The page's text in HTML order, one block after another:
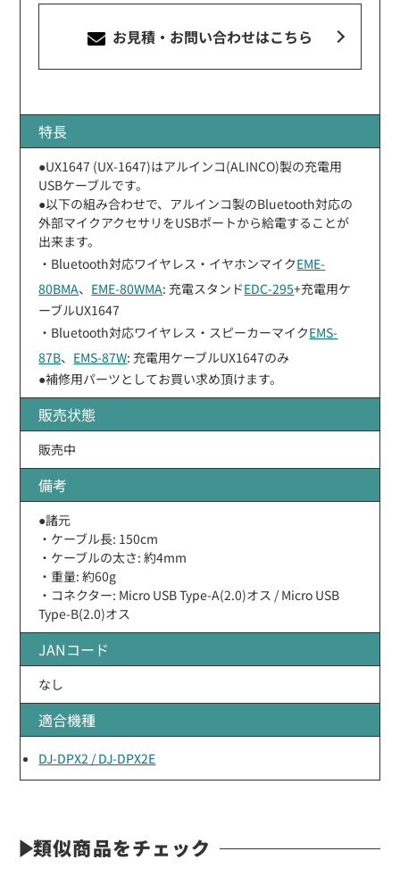
お見積・お問い合わせはこちら
特長
●UX1647 (UX-1647)はアルインコ(ALINCO)製の充電用
USBケーブルです。
●以下の組み合わせで、アルインコ製のBluetooth対応の
外部マイクアクセサリをUSBポートから給電することが
出来ます。
・Bluetooth対応ワイヤレス・イヤホンマイクEME-
80BMA、 EME-80WMA: 充電スタンドEDC-295+充電用ケ
ーブルUX1647
・Bluetooth対応ワイヤレス・スピーカーマイクEMS-
87B、 EMS-87W: 充電用ケーブルUX1647のみ
●補修用パーツとしてお買い求め頂けます。
販売状態
販売中
備考
●諸元
・ケーブル長: 150cm
・ケーブルの太さ: 約4mm
・重量: 約60g
・コネクター: Micro USB Type-A(2.0)オス / Micro USB
Type-B(2.0)オス
JANコード
なし
適合機種
DJ-DPX2 / DJ-DPX2E
類似商品をチェック